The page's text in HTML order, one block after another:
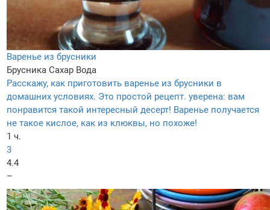
Варенье из брусники
Брусника Сахар Вода
Расскажу, как приготовить варенье из брусники в
домашних условиях. Это простой рецепт. уверена: вам
понравится такой интересный десерт! Варенье получается
не такое кислое, как из клюквы, но похоже!
1 ч.
3
4.4
–